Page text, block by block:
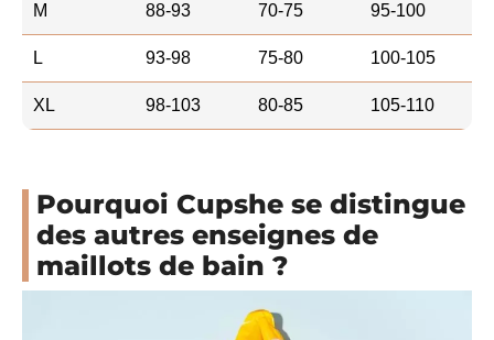
M 88-93 70-75 95-100
L 93-98 75-80 100-105
XL 98-103 80-85 105-110
Pourquoi Cupshe se distingue
des autres enseignes de
maillots de bain ?